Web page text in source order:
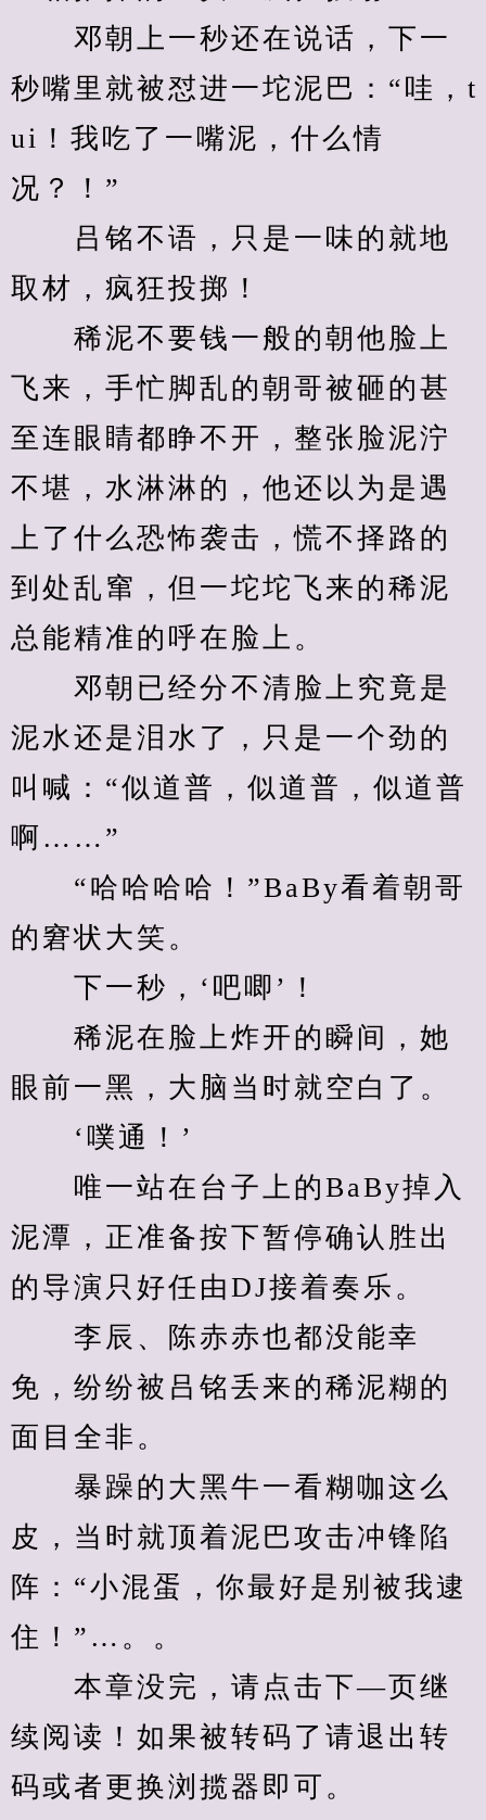
邓朝上一秒还在说话，下一
秒嘴里就被怼进一坨泥巴：“哇，t
ui！我吃了一嘴泥，什么情
况？！”
吕铭不语，只是一味的就地
取材，疯狂投掷！
稀泥不要钱一般的朝他脸上
飞来，手忙脚乱的朝哥被砸的甚
至连眼睛都睁不开，整张脸泥泞
不堪，水淋淋的，他还以为是遇
上了什么恐怖袭击，慌不择路的
到处乱窜，但一坨坨飞来的稀泥
总能精准的呼在脸上。
邓朝已经分不清脸上究竟是
泥水还是泪水了，只是一个劲的
叫喊：“似道普，似道普，似道普
啊……”
“哈哈哈哈！”BaBy看着朝哥
的窘状大笑。
下一秒，‘吧唧’！
稀泥在脸上炸开的瞬间，她
眼前一黑，大脑当时就空白了。
‘噗通！’
唯一站在台子上的BaBy掉入
泥潭，正准备按下暂停确认胜出
的导演只好任由DJ接着奏乐。
李辰、陈赤赤也都没能幸
免，纷纷被吕铭丢来的稀泥糊的
面目全非。
暴躁的大黑牛一看糊咖这么
皮，当时就顶着泥巴攻击冲锋陷
阵：“小混蛋，你最好是别被我逮
住！”…。。
本章没完，请点击下—页继
续阅读！如果被转码了请退出转
码或者更换浏揽器即可。